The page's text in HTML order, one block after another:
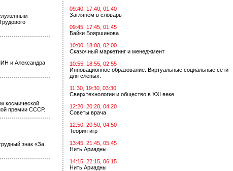
и Александра
космической
премии СССР.
знак «За
09:40, 17:40, 01:40
Заглянем в словарь
09:45, 17:45, 01:45
Байки Бояршинова
10:00, 18:00, 02:00
Сказочный маркетинг и менеджмент
10:55, 18:55, 02:55
Инновационное образование. Виртуальные социальные сети
для слепых.
11:30, 19:30, 03:30
Сверхтехнологии и общество в XXI веке
12:20, 20:20, 04:20
Советы врача
12:50, 20:50, 04:50
Теория игр
13:45, 21:45, 05:45
Нить Ариадны
14:15, 22:15, 06:15
Нить Ариадны